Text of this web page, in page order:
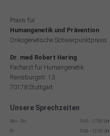
Praxis für
Humangenetik und Prävention
Onkogenetische Schwerpunktpraxis
Dr. med Robert Hering
Facharzt für Humangenetik
Reinsburgstr. 13
70178 Stuttgart
Unsere Sprechzeiten
Mo - Do
9:00 - 17:00 Uhr
Fr
9:00 - 12:00 Uhr